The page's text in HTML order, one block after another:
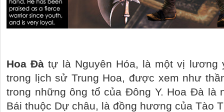
Hoa Đà tự là Nguyên Hóa, là một vị lương
trong lịch sử Trung Hoa, được xem như
trong những ông tổ của Đông Y. Hoa Đà là
Bái thuộc Dự châu, là đồng hương của Tào